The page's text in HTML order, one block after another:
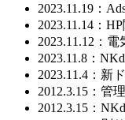
2023.11.19：
2023.11.14：
2023.11.12：
2023.11.8：
2023.11.4：新
2012.3.15：管
2012.3.15：